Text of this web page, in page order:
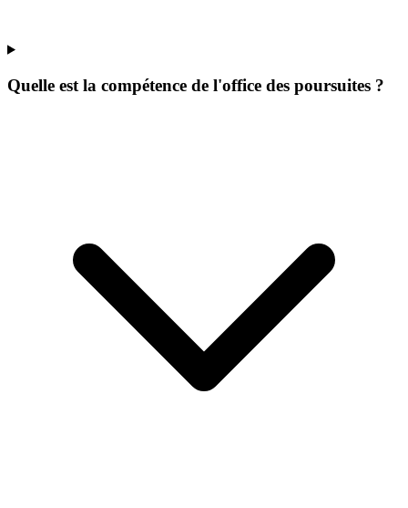
Quelle est la compétence de l'office des poursuites ?